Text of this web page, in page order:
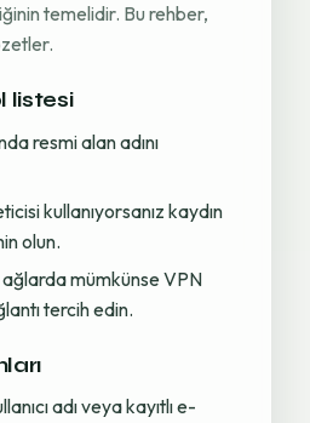
temelidir. Bu rehber,
listesi
resmi alan adını
kullanıyorsanız kaydın
olun.
mümkünse VPN
tercih edin.
adı veya kayıtlı e-